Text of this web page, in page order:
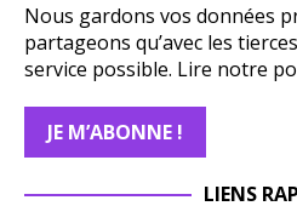
Nous gardons vos données
partageons qu’avec les
service possible. Lire notre
LIENS